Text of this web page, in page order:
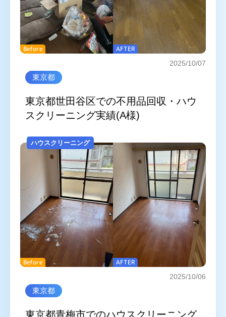
対応エリア
東京都 千葉県
茨城県
プライバシーポリシー
Before AFTER
東京都
2025/10/07
東京都世田谷区での不用品回収・ハウ
スクリーニング実績(A様)
ハウスクリーニング
Before AFTER
東京都
2025/10/06
東京都青梅市でのハウスクリーニング